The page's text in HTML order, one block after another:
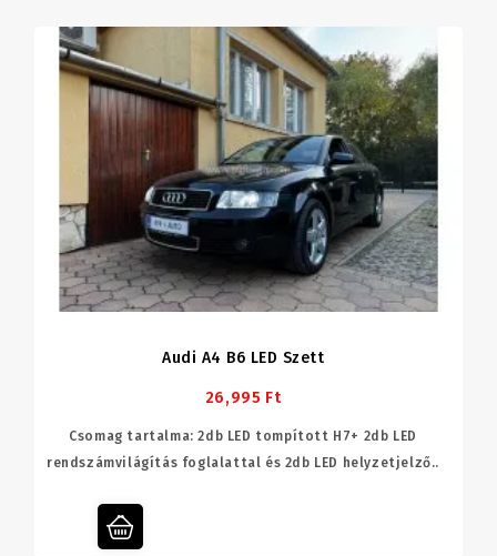
Audi A4 B6 LED Szett
26,995 Ft
Csomag tartalma: 2db LED tompított H7+ 2db LED
rendszámvilágítás foglalattal és 2db LED helyzetjelző..